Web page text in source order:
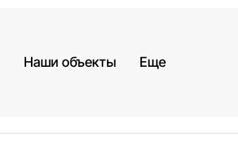
Наши объекты Еще